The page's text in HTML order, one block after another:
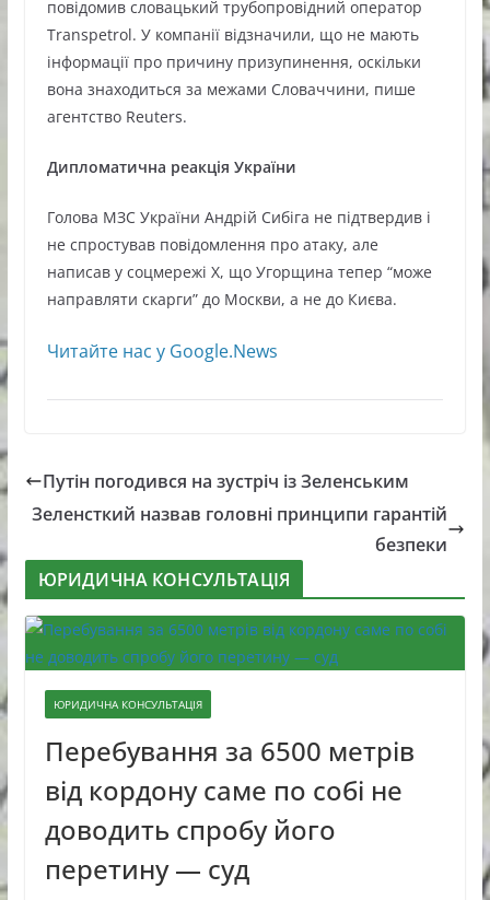
повідомив словацький трубопровідний оператор
Transpetrol. У компанії відзначили, що не мають
інформації про причину призупинення, оскільки
вона знаходиться за межами Словаччини, пише
агентство Reuters.
Дипломатична реакція України
Голова МЗС України Андрій Сибіга не підтвердив і
не спростував повідомлення про атаку, але
написав у соцмережі X, що Угорщина тепер “може
направляти скарги” до Москви, а не до Києва.
Читайте нас у Google.News
Путін погодився на зустріч із Зеленським
Зеленсткий назвав головні принципи гарантій
безпеки
ЮРИДИЧНА КОНСУЛЬТАЦІЯ
ЮРИДИЧНА КОНСУЛЬТАЦІЯ
Перебування за 6500 метрів
від кордону саме по собі не
доводить спробу його
перетину — суд